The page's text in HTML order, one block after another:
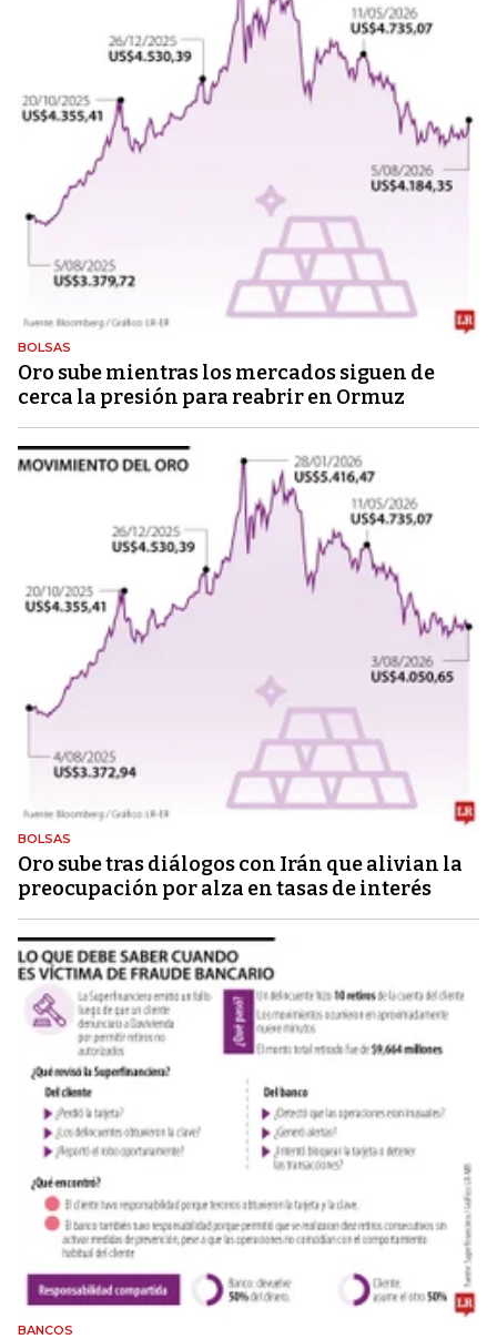
BOLSAS
Oro sube mientras los mercados siguen de
cerca la presión para reabrir en Ormuz
BOLSAS
Oro sube tras diálogos con Irán que alivian la
preocupación por alza en tasas de interés
BANCOS